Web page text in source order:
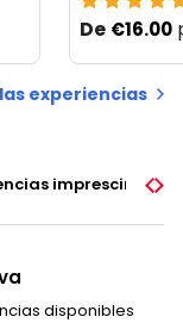
De €16.00
experiencias
imprescindibles
disponibles